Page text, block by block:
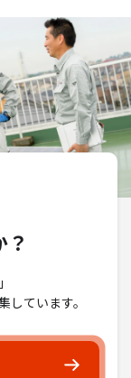
ています。